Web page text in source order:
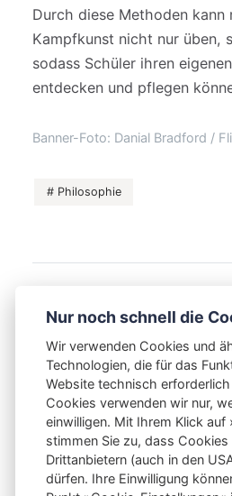
Durch diese Methoden kann
Kampfkunst nicht nur üben,
sodass Schüler ihren
entdecken und pflegen
Banner-Foto: Danial Bradford /
Philosophie
Philosophie der
NÄCHSTER BEITRAG
Philosophie der
und die Kampfkunst
Nur noch schnell die
Wir verwenden Cookies und
Technologien, die für das
Website technisch
Cookies verwenden wir nur,
einwilligen. Mit Ihrem Klick auf
stimmen Sie zu, dass
Drittanbietern (auch in den
dürfen. Ihre Einwilligung